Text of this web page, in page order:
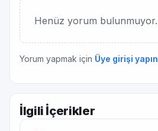
Henüz yorum bulunmuyor.
Yorum yapmak için Üye girişi yapın
İlgili İçerikler